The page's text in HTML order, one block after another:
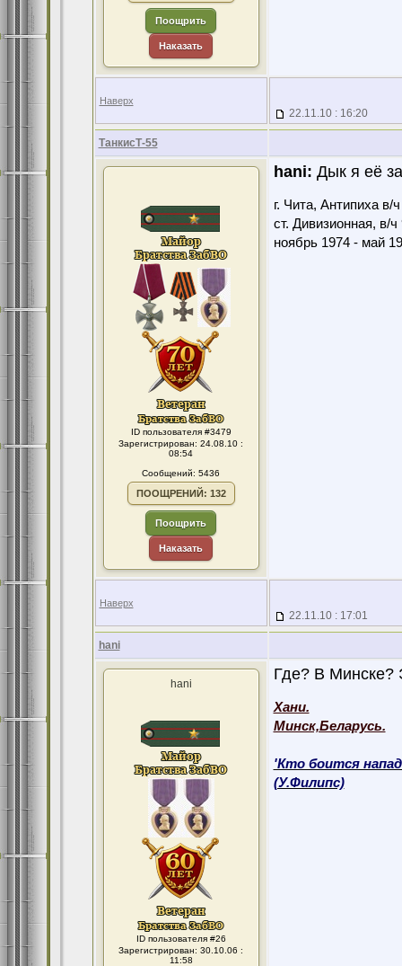
Поощрить
Наказать
Наверх
22.11.10 : 16:20
ТанкисТ-55
ID пользователя #3479
Зарегистрирован: 24.08.10 :
08:54
Сообщений: 5436
ПООЩРЕНИЙ: 132
Поощрить
Наказать
hani: Дык я её
г. Чита, Антипиха в/
ст. Дивизионная, в/ч
ноябрь 1974 - май
Наверх
22.11.10 : 17:01
hani
hani
ID пользователя #26
Зарегистрирован: 30.10.06 :
11:58
Где? В Минске?
Хани.
Минск,Беларусь.
'Кто боится
(У.Филипс)